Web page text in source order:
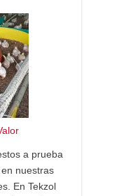
a prueba
nuestras
En Tekzol